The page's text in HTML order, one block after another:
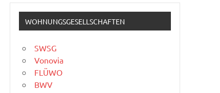
WOHNUNGSGESELLSCHAFTEN
SWSG
Vonovia
FLÜWO
BWV